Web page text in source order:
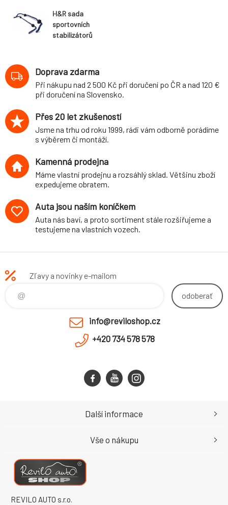
H&R sada
sportovních
stabilizátorů
třída C (W203,
W203CL, W203K)
Combi, Sedan,
Sportcoupé,
2001-, průměr 26
mm/19 mm
Doprava zdarma
Při nákupu nad 2 500 Kč při doručení po ČR a nad 120 €
při doručení na Slovensko.
Přes 20 let zkušeností
Jsme na trhu od roku 1999, rádi vám odborně porádíme
s výběrem či montáží.
Kamenná prodejna
Máme vlastní prodejnu a rozsáhlý sklad. Většinu zboží
expedujeme obratem.
Auta jsou naším koníčkem
Auta nás baví, a proto sortiment stále rozšiřujeme a
testujeme na vlastních vozech.
Zľavy a novinky e-mailom
odoberať
info@reviloshop.cz
+420 734 578 578
REVILO AUTO s.r.o.
Další informace
Vše o nákupu